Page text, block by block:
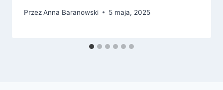
PrzezAnna Baranowski 5 maja, 2025